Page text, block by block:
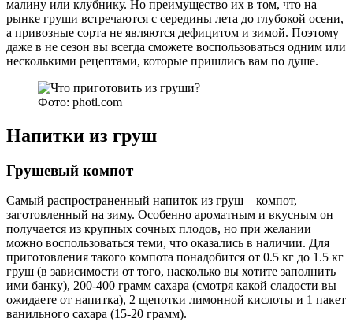
малину или клубнику. Но преимущество их в том, что на
рынке груши встречаются с середины лета до глубокой осени,
а привозные сорта не являются дефицитом и зимой. Поэтому
даже в не сезон вы всегда сможете воспользоваться одним или
несколькими рецептами, которые пришлись вам по душе.
Фото: photl.com
Напитки из груш
Грушевый компот
Самый распространенный напиток из груш – компот,
заготовленный на зиму. Особенно ароматным и вкусным он
получается из крупных сочных плодов, но при желании
можно воспользоваться теми, что оказались в наличии. Для
приготовления такого компота понадобится от 0.5 кг до 1.5 кг
груш (в зависимости от того, насколько вы хотите заполнить
ими банку), 200-400 грамм сахара (смотря какой сладости вы
ожидаете от напитка), 2 щепотки лимонной кислоты и 1 пакет
ванильного сахара (15-20 грамм).